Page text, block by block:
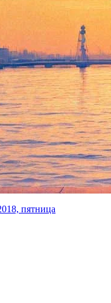
пятница